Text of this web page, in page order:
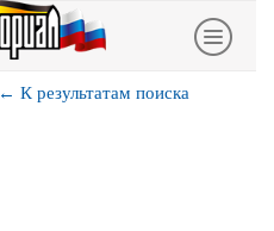
← К результатам поиска